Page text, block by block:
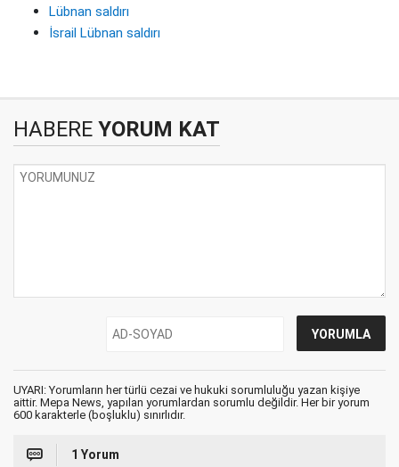
Lübnan saldırı
İsrail Lübnan saldırı
HABERE YORUM KAT
UYARI: Yorumların her türlü cezai ve hukuki sorumluluğu yazan kişiye
aittir. Mepa News, yapılan yorumlardan sorumlu değildir. Her bir yorum
600 karakterle (boşluklu) sınırlıdır.
1 Yorum